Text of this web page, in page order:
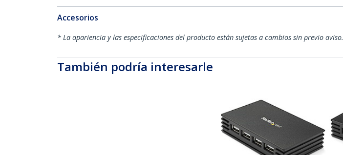
Accesorios
* La apariencia y las especificaciones del producto están sujetas a cambios sin previo aviso.
También podría interesarle